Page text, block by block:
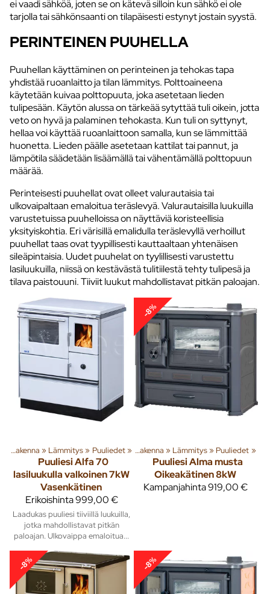
ei vaadi sähköä, joten se on kätevä silloin kun sähkö ei ole
tarjolla tai sähkönsaanti on tilapäisesti estynyt jostain syystä.
PERINTEINEN PUUHELLA
Puuhellan käyttäminen on perinteinen ja tehokas tapa
yhdistää ruoanlaitto ja tilan lämmitys. Polttoaineena
käytetään kuivaa polttopuuta, joka asetetaan lieden
tulipesään. Käytön alussa on tärkeää sytyttää tuli oikein, jotta
veto on hyvä ja palaminen tehokasta. Kun tuli on syttynyt,
hellaa voi käyttää ruoanlaittoon samalla, kun se lämmittää
huonetta. Lieden päälle asetetaan kattilat tai pannut, ja
lämpötila säädetään lisäämällä tai vähentämällä polttopuun
määrää.
Perinteisesti puuhellat ovat olleet valurautaisia tai
ulkovaipaltaan emaloitua teräslevyä. Valurautaisilla luukuilla
varustetuissa puuhelloissa on näyttäviä koristeellisia
yksityiskohtia. Eri värisillä emalidulla teräslevyllä verhoillut
puuhellat taas ovat tyypillisesti kauttaaltaan yhtenäisen
sileäpintaisia. Uudet puuhelat on tyylillisesti varustettu
lasiluukuilla, niissä on kestävästä tulitiilestä tehty tulipesä ja
tilava paistouuni. Tiiviit luukut mahdollistavat pitkän paloajan.
Rakenna ‪» Lämmitys‪» Puuliedet‪»
Puuliesi Alfa 70
lasiluukulla valkoinen 7kW
Vasenkätinen
Erikoishinta999,00 €
Laadukas puuliesi tiiviillä luukuilla,
jotka mahdollistavat pitkän
paloajan. Ulkovaippa emaloitua...
-8%
Tuoteryhmiä ja tuotteita ‪» Rakenna ‪» Lämmitys‪» Puuliedet ‪»
Puuliesi Alma musta
Oikeakätinen 8kW
Kampanjahinta919,00 €
-8% -8%